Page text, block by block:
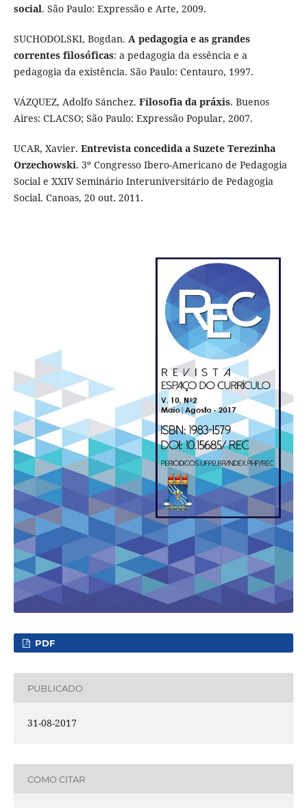
social. São Paulo: Expressão e Arte, 2009.
SUCHODOLSKI, Bogdan. A pedagogia e as grandes
correntes filosóficas: a pedagogia da essência e a
pedagogia da existência. São Paulo: Centauro, 1997.
VÁZQUEZ, Adolfo Sánchez. Filosofia da práxis. Buenos
Aires: CLACSO; São Paulo: Expressão Popular, 2007.
UCAR, Xavier. Entrevista concedida a Suzete Terezinha
Orzechowski. 3º Congresso Ibero-Americano de Pedagogia
Social e XXIV Seminário Interuniversitário de Pedagogia
Social. Canoas, 20 out. 2011.
PDF
PUBLICADO
31-08-2017
COMO CITAR